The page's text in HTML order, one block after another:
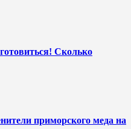
Сколько
приморского меда на